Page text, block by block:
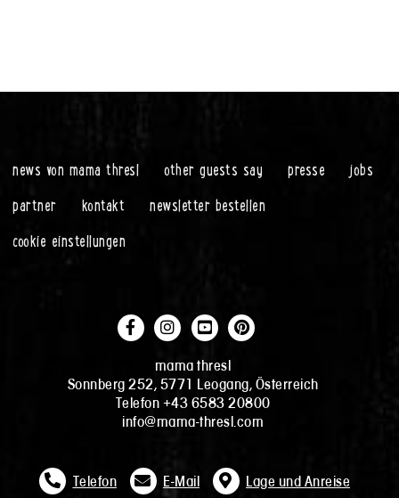
news von mama thresl other guests say presse
jobs
partner
kontakt
newsletter bestellen
cookie einstellungen
mama thresl
Sonnberg 252, 5771 Leogang, Österreich
Telefon +43 6583 20800
info@mama-thresl.com
Telefon E-Mail Lage und Anreise